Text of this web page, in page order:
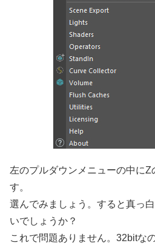
左のプルダウンメニューの中にZ
す。
選んでみましょう。すると真っ
いでしょうか？
これで問題ありません。32bitな